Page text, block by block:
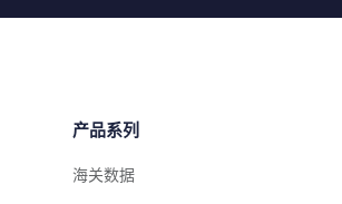
产品系列
海关数据